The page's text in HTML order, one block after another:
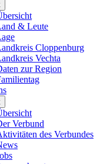
& Leute
Cloppenburg
Vechta
zur Region
Verbund
des Verbundes